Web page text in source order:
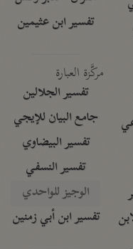
تفسير ابن عثيمين
مركَّزة العبارة
تفسير الجلالين
جامع البيان للإيجي
تفسير البيضاوي
تفسير النسفي
الوجيز للواحدي
تفسير ابن أبي زمنين